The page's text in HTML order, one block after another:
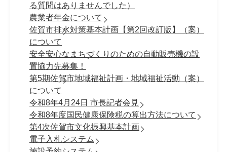
る質問はありませんでした）
農業者年金について
佐賀市排水対策基本計画【第2回改訂版】（案）
について
安全安心なまちづくりのための自動販売機の設
置協力先募集！
第5期佐賀市地域福祉計画・地域福祉活動（案）
について
令和8年4月24日 市長記者会見
令和8年度国民健康保険税の算出方法について
第4次佐賀市文化振興基本計画
電子入札システム